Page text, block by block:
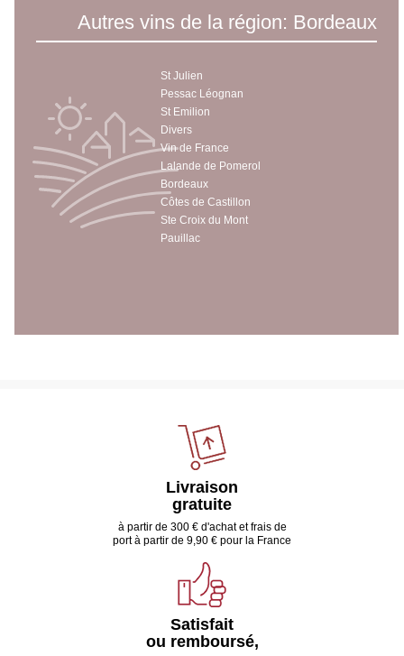
Autres vins de la région: Bordeaux
St Julien
Pessac Léognan
St Emilion
Divers
Vin de France
Lalande de Pomerol
Bordeaux
Côtes de Castillon
Ste Croix du Mont
Pauillac
Livraison
gratuite
à partir de 300 € d'achat et frais de
port à partir de 9,90 € pour la France
Satisfait
ou remboursé,